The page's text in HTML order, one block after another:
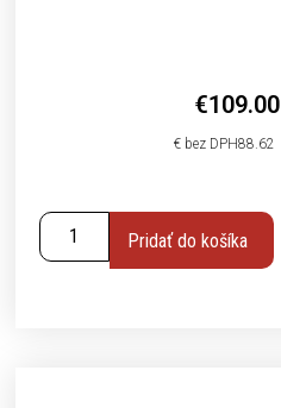
€109.00
€ 88.62
Pridať do košíka